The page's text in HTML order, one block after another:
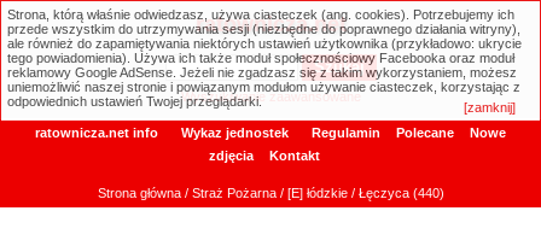
ratownicza.net
Wyszukiwanie zaawansowane
ratownicza.net info Wykaz jednostek Regulamin Polecane
Nowe
zdjęcia
Kontakt
Strona główna/ Straż Pożarna/ [E] łódzkie/ Łęczyca (440)
Strona, którą właśnie odwiedzasz, używa ciasteczek (ang. cookies). Potrzebujemy ich
przede wszystkim do utrzymywania sesji (niezbędne do poprawnego działania witryny),
ale również do zapamiętywania niektórych ustawień użytkownika (przykładowo: ukrycie
tego powiadomienia). Używa ich także moduł społecznościowy Facebooka oraz moduł
reklamowy Google AdSense. Jeżeli nie zgadzasz się z takim wykorzystaniem, możesz
uniemożliwić naszej stronie i powiązanym modułom używanie ciasteczek, korzystając z
odpowiednich ustawień Twojej przeglądarki.
[zamknij]